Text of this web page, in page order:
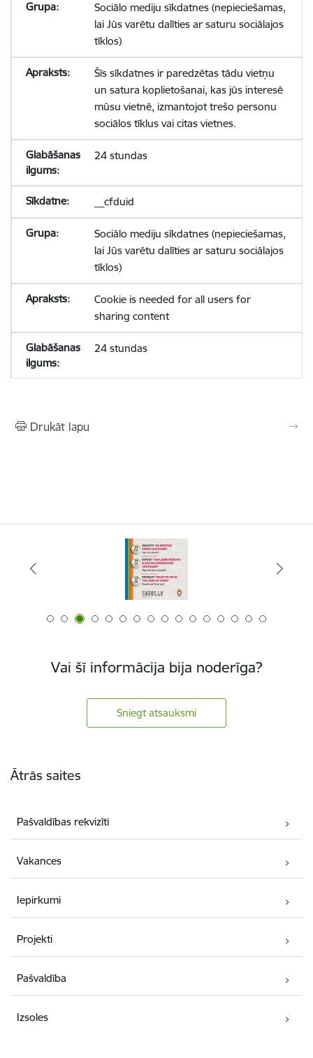
Sociālo mediju sīkdatnes (nepieciešamas,
lai Jūs varētu dalīties ar saturu sociālajos
tīklos)
Šīs sīkdatnes ir paredzētas tādu vietņu
un satura koplietošanai, kas jūs interesē
mūsu vietnē, izmantojot trešo personu
sociālos tīklus vai citas vietnes.
24 stundas
__cfduid
Sociālo mediju sīkdatnes (nepieciešamas,
lai Jūs varētu dalīties ar saturu sociālajos
tīklos)
Cookie is needed for all users for
sharing content
24 stundas
Drukāt lapu
Vai šī informācija bija noderīga?
Sniegt atsauksmi
Ātrās saites
Pašvaldības rekvizīti
Vakances
Iepirkumi
Projekti
Pašvaldība
Izsoles